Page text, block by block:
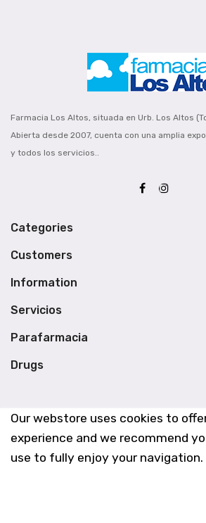
Our webstore uses cookies to
experience and we recommend
use to fully enjoy your navigation.
Farmacia Los Altos, situada en Urb. Los Altos
Abierta desde 2007, cuenta con una amplia
y todos los servicios..
Categories
Customers
Information
Servicios
Parafarmacia
Drugs